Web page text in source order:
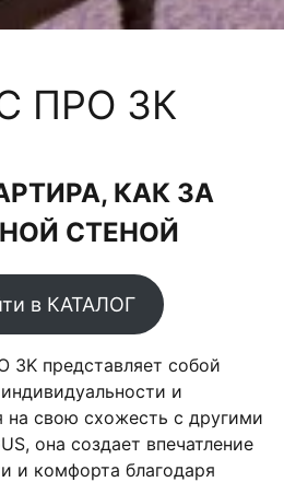
ПРО 3К
КАК ЗА
СТЕНОЙ
в КАТАЛОГ
3K представляет собой
и
на свою схожесть с другими
она создает впечатление
и комфорта благодаря